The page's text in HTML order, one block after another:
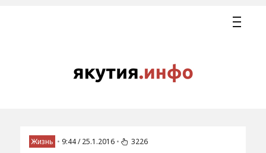
Жизнь • 9:44 / 25.1.2016 • 3226